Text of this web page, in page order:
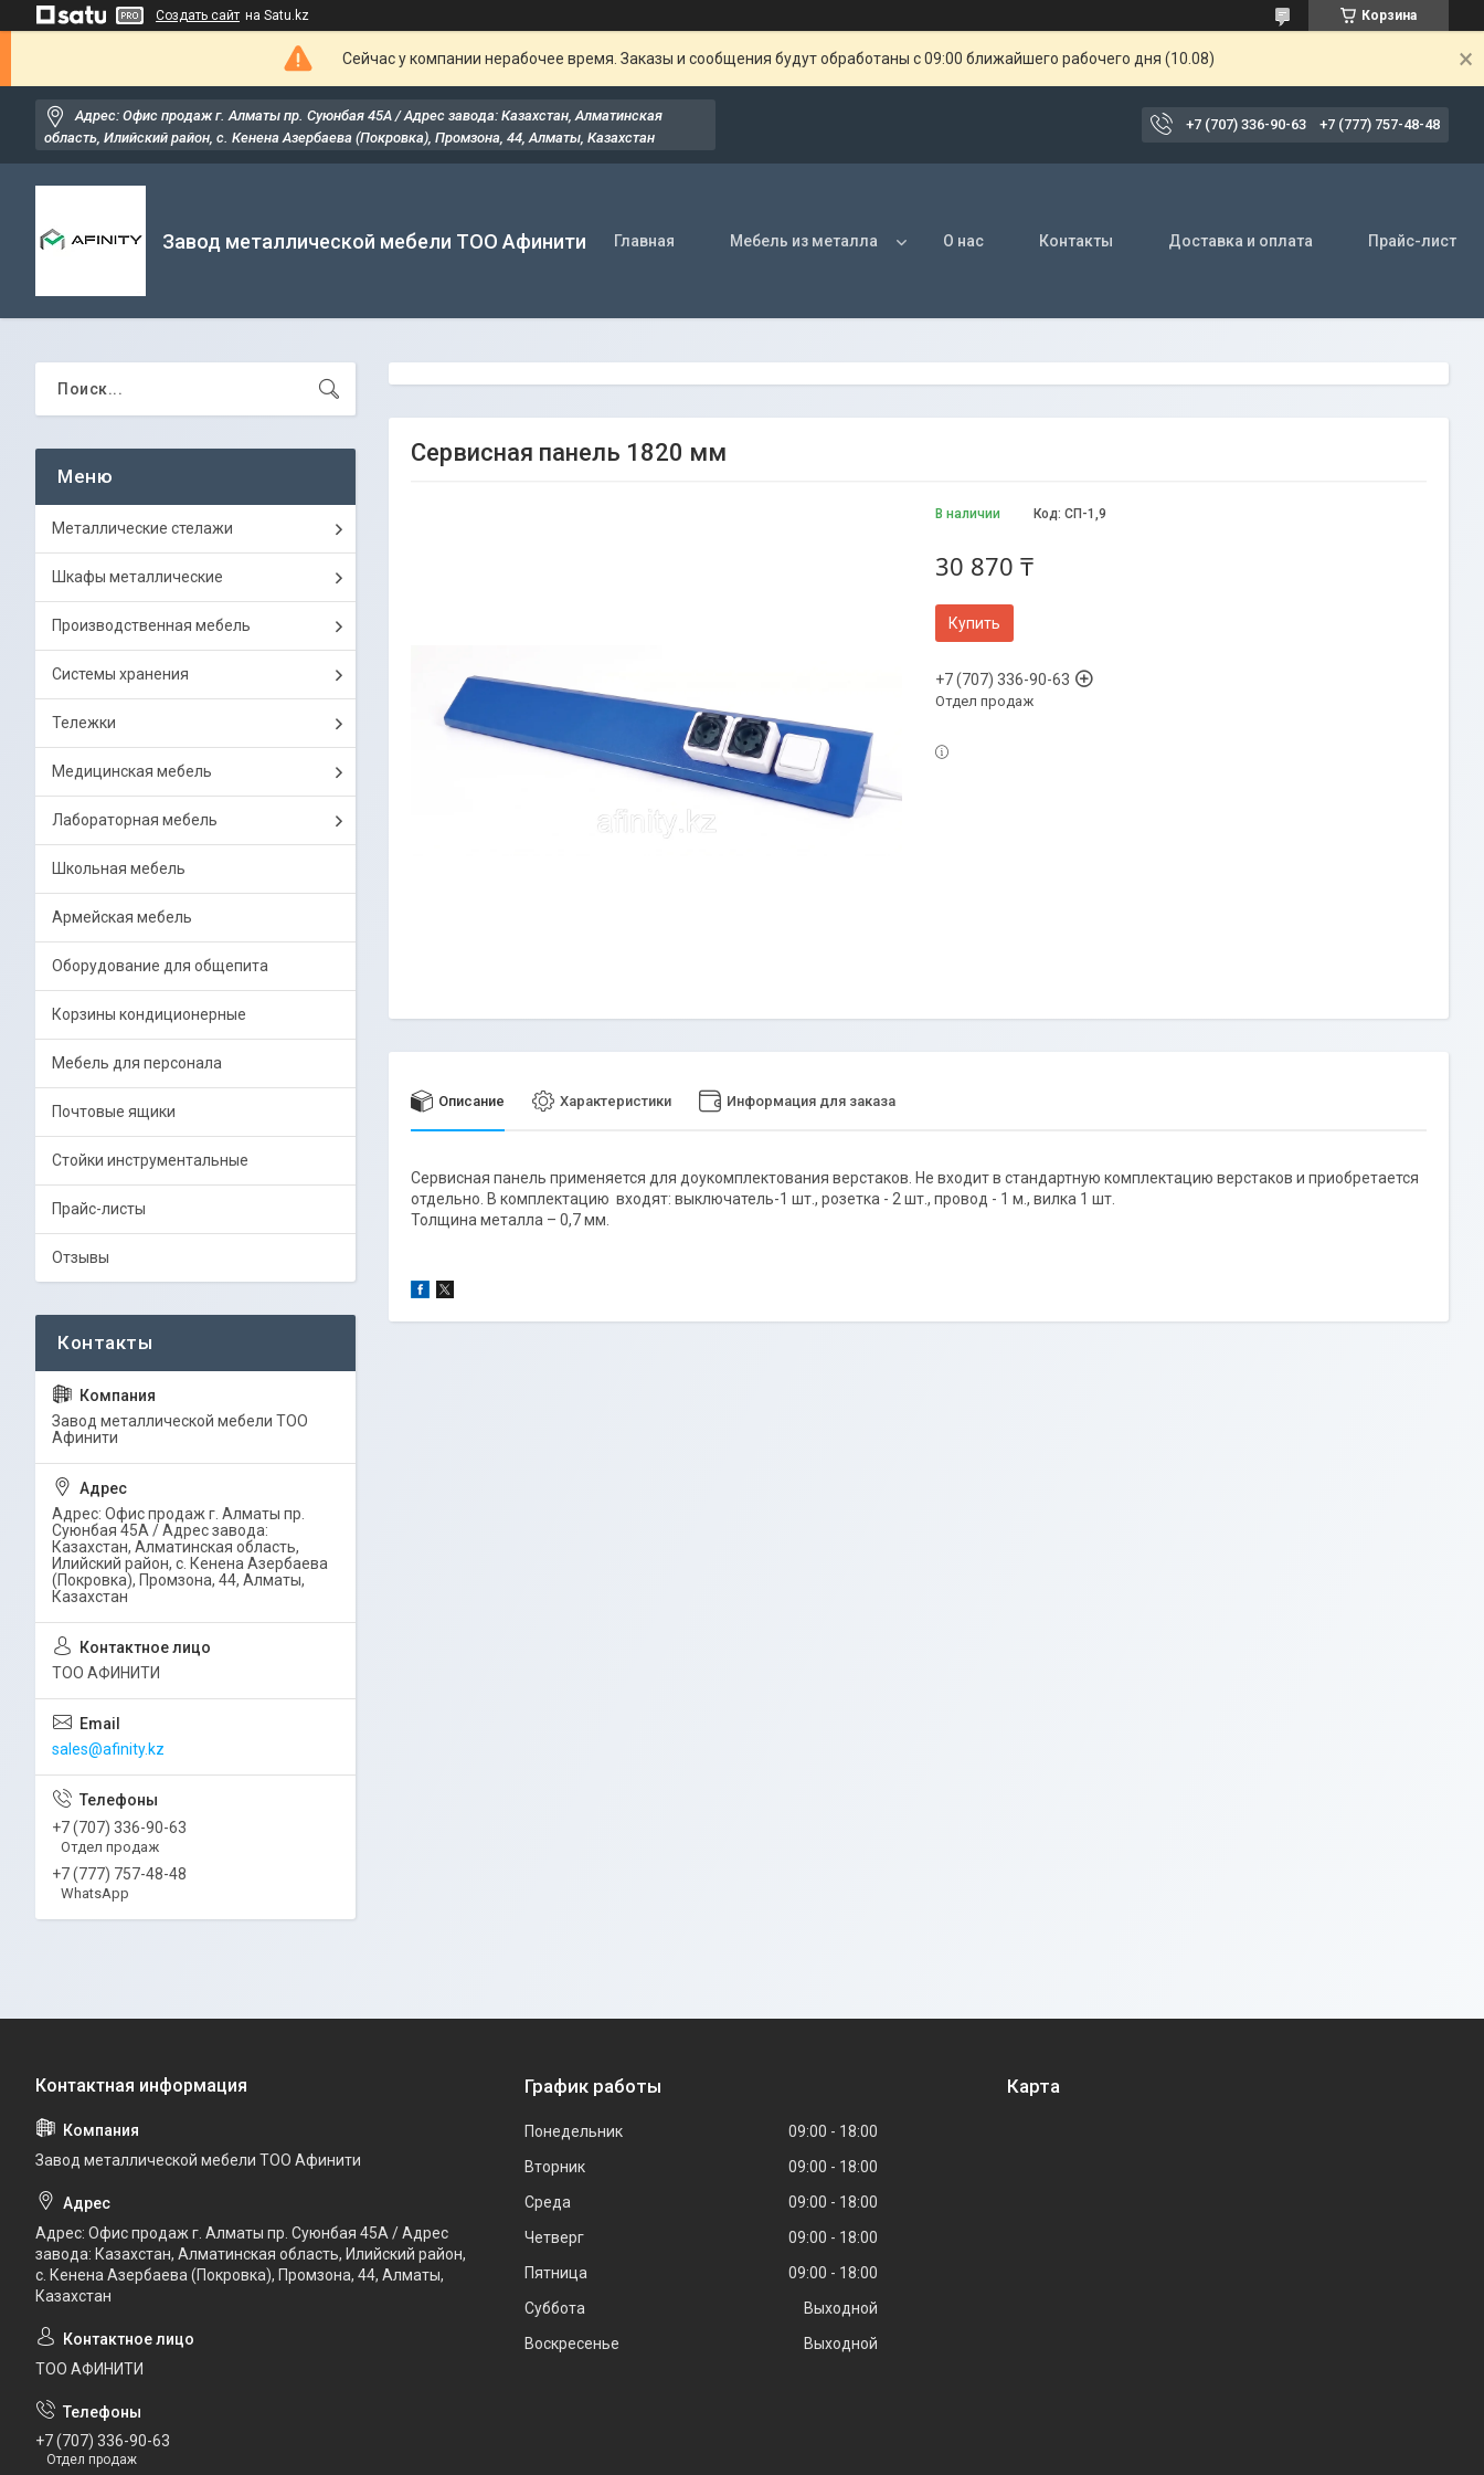
Создать сайт на Satu.kz Корзина
Сейчас у компании нерабочее время. Заказы и сообщения будут обработаны с 09:00 ближайшего рабочего дня (10.08)
Адрес: Офис продаж г. Алматы пр. Суюнбая 45А / Адрес завода: Казахстан, Алматинская
область, Илийский район, ​с. Кенена Азербаева (Покровка), Промзона, 44​, Алматы, Казахстан
+7 (707) 336-90-63 +7 (777) 757-48-48
Завод металлической мебели ТОО Афинити Главная Мебель из металла О нас Контакты Доставка и оплата Прайс-лист
Сервисная панель 1820 мм
В наличии Код: СП-1,9
30 870 ₸
Купить
+7 (707) 336-90-63
Отдел продаж
Описание Характеристики Информация для заказа
Сервисная панель применяется для доукомплектования верстаков. Не входит в стандартную комплектацию верстаков и приобретается
отдельно. В комплектацию входят: выключатель-1 шт., розетка - 2 шт., провод - 1 м., вилка 1 шт.
Толщина металла – 0,7 мм.
Металлические стелажи
Шкафы металлические
Производственная мебель
Системы хранения
Тележки
Медицинская мебель
Лабораторная мебель
Школьная мебель
Армейская мебель
Оборудование для общепита
Корзины кондиционерные
Мебель для персонала
Почтовые ящики
Стойки инструментальные
Прайс-листы
Отзывы
Завод металлической мебели ТОО
Афинити
Адрес: Офис продаж г. Алматы пр.
Суюнбая 45А / Адрес завода:
Казахстан, Алматинская область,
Илийский район, ​с. Кенена Азербаева
(Покровка), Промзона, 44​, Алматы,
Казахстан
ТОО АФИНИТИ
sales@afinity.kz
+7 (707) 336-90-63
Отдел продаж
+7 (777) 757-48-48
WhatsApp
Завод металлической мебели ТОО Афинити
Адрес: Офис продаж г. Алматы пр. Суюнбая 45А / Адрес
завода: Казахстан, Алматинская область, Илийский район, ​
с. Кенена Азербаева (Покровка), Промзона, 44​, Алматы,
Казахстан
ТОО АФИНИТИ
+7 (707) 336-90-63
Отдел продаж
График работы
Понедельник 09:00
18:00
Вторник
09:00
18:00
Среда
09:00
18:00
Четверг
09:00
18:00
Пятница
09:00
18:00
Суббота
Выходной
Воскресенье
Выходной
Карта